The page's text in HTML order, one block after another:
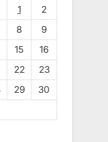
1
2
8
9
15
16
22
23
29
30